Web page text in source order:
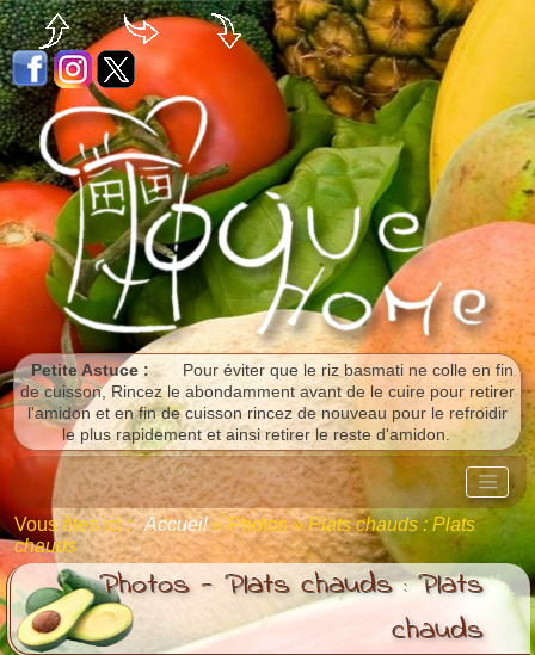
Petite Astuce :
Pour éviter que le riz basmati ne colle en fin
de cuisson, Rincez le abondamment avant de le cuire pour retirer
l'amidon et en fin de cuisson rincez de nouveau pour le refroidir
le plus rapidement et ainsi retirer le reste d'amidon.
Vous êtes ici :Accueil»Photos»Plats chauds : Plats
chauds
Photos - Plats chauds : Plats
chauds
Panneau de gestion des cookies